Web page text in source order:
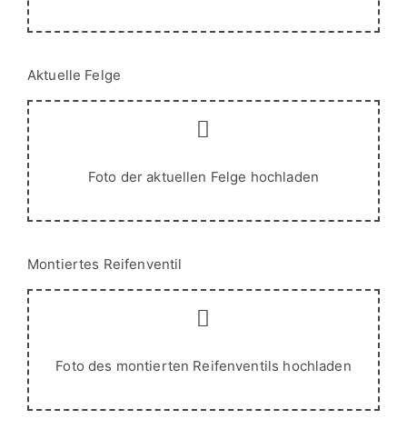
Aktuelle Felge
Foto der aktuellen Felge hochladen
Montiertes Reifenventil
Foto des montierten Reifenventils hochladen
Zustimmung zur Datenverarbeitung